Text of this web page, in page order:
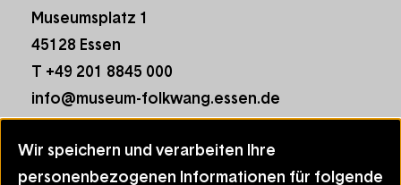
Museumsplatz 1
45128 Essen
T +49 201 8845 000
info@museum-folkwang.essen.de
Footer
menu
Kontakt
Hausordnung
Datenschutz
Informationen,
Wir speichern und verarbeiten Ihre
personenbezogenen Informationen für folgende